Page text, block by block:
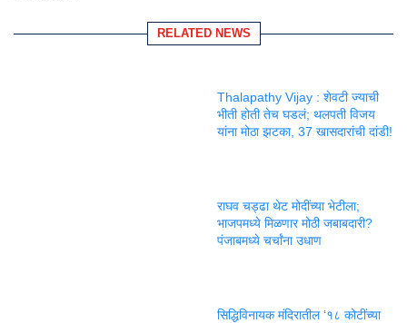
RELATED NEWS
Thalapathy Vijay : शेवटी ज्याची
भीती होती तेच घडलं; थलपती विजय
यांना मोठा झटका, 37 खासदारांची दांडी!
राघव चड्ढा थेट मोदींच्या भेटीला;
भाजपमध्ये मिळणार मोठी जबाबदारी?
पंजाबमध्ये चर्चांना उधाण
सिद्धिविनायक मंदिरातील ‘१८ कोटींच्या